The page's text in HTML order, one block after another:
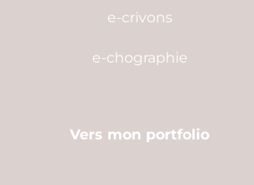
e-crivons
e-chographie
Vers mon portfolio